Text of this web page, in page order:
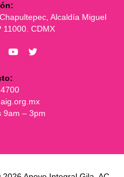
Alcaldía Miguel
11000. CDMX
9am – 3pm